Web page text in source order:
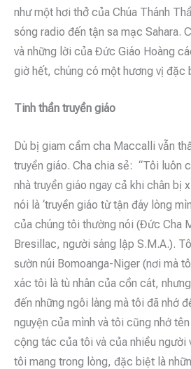
như một hơi thở của Chúa Thánh
sóng radio đến tận sa mạc Sahara.
và những lời của Đức Giáo Hoàng
giờ hết, chúng có một hương vị đặc
Tinh thần truyền giáo
Dù bị giam cầm cha Maccalli vẫn
truyền giáo. Cha chia sẻ: “Tôi luôn
nhà truyền giáo ngay cả khi chân bị
nói là ‘truyền giáo từ tận đáy lòng
của chúng tôi thường nói (Đức Cha
Bresillac, người sáng lập S.M.A.).
sườn núi Bomoanga-Niger (nơi mà
xác tôi là tù nhân của cồn cát,
đến những ngôi làng mà tôi đã nhớ
nguyện của mình và tôi cũng nhớ
cộng tác của tôi và của nhiều người
tôi mang trong lòng, đặc biệt là